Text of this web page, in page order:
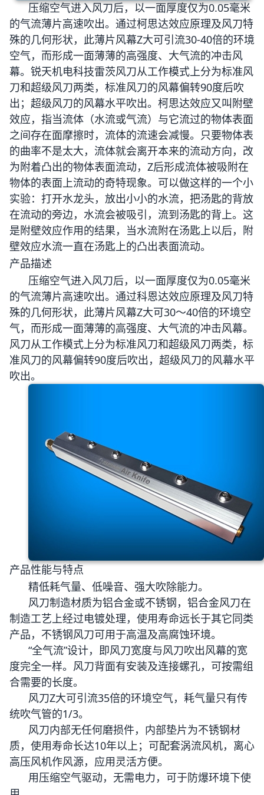
压缩空气进入风刀后，以一面厚度仅为0.05毫米
的气流薄片高速吹出。通过柯思达效应原理及风刀特
殊的几何形状，此薄片风幕Z大可引流30-40倍的环境
空气，而形成一面薄薄的高强度、大气流的冲击风
幕。锐天机电科技雷茨风刀从工作模式上分为标准风
刀和超级风刀两类，标准风刀的风幕偏转90度后吹
出；超级风刀的风幕水平吹出。柯思达效应又叫附壁
效应，指当流体（水流或气流）与它流过的物体表面
之间存在面摩擦时，流体的流速会减慢。只要物体表
的曲率不是太大，流体就会离开本来的流动方向，改
为附着凸出的物体表面流动，Z后形成流体被吸附在
物体的表面上流动的奇特现象。可以做这样的一个小
实验：打开水龙头，放出小小的水流，把汤匙的背放
在流动的旁边，水流会被吸引，流到汤匙的背上。这
是附壁效应作用的结果，当水流附在汤匙上以后，附
壁效应水流一直在汤匙上的凸出表面流动。
产品描述
压缩空气进入风刀后，以一面厚度仅为0.05毫米
的气流薄片高速吹出。通过科恩达效应原理及风刀特
殊的几何形状，此薄片风幕Z大可30～40倍的环境空
气，而形成一面薄薄的高强度、大气流的冲击风幕。
风刀从工作模式上分为标准风刀和超级风刀两类，标
准风刀的风幕偏转90度后吹出，超级风刀的风幕水平
吹出。
产品性能与特点
精低耗气量、低噪音、强大吹除能力。
风刀制造材质为铝合金或不锈钢，铝合金风刀在
制造工艺上经过电镀处理，使用寿命远长于其它同类
产品，不锈钢风刀可用于高温及高腐蚀环境。
“全气流”设计，即风刀宽度与风刀吹出风幕的宽
度完全一样。风刀背面有安装及连接螺孔，可按需组
合需要的长度。
风刀Z大可引流35倍的环境空气，耗气量只有传
统吹气管的1/3。
风刀内部无任何磨损件，内部垫片为不锈钢材
质，使用寿命长达10年以上；可配套涡流风机，离心
高压风机作风源，应用灵活方便。
用压缩空气驱动，无需电力，可于防爆环境下使